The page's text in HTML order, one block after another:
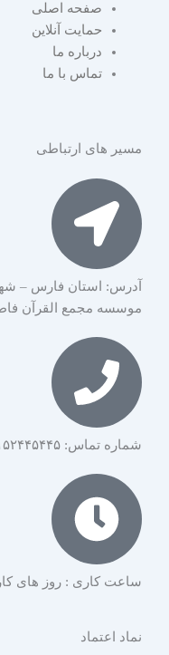
r
a
m
g
r
صفحه اصلی
حمایت آنلاین
درباره ما
تماس با ما
مسیر های ارتباطی
آدرس: استان فارس –
موسسه مجمع القرآن
شماره تماس: ۰۷۱۵۲۴۴۵۴۴۵
ساعت کاری : روز های کاری
نماد اعتماد